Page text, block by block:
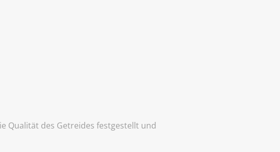
Qualität des Getreides festgestellt und